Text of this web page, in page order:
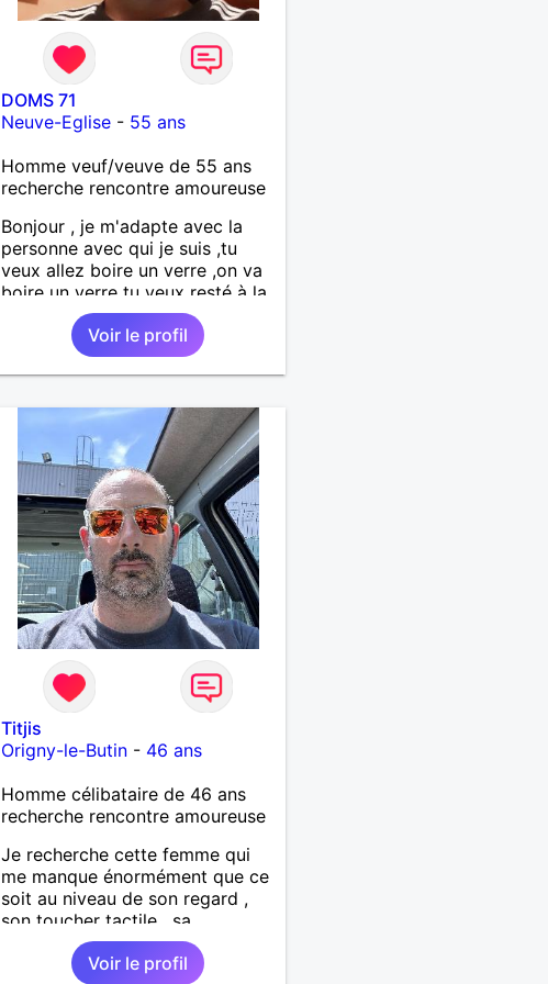
DOMS 71
Neuve-Eglise - 55 ans
Homme veuf/veuve de 55 ans
recherche rencontre amoureuse
Bonjour , je m'adapte avec la
personne avec qui je suis ,tu
veux allez boire un verre ,on va
boire un verre tu veux resté à la
maison ,on reste
etc...l'important c'est d'etre
ensemble .j'aime me balader ,
faire du sport , regarder des film
par dessus tous rire
Voir le profil
Titjis
Origny-le-Butin - 46 ans
Homme célibataire de 46 ans
recherche rencontre amoureuse
Je recherche cette femme qui
me manque énormément que ce
soit au niveau de son regard ,
son toucher tactile , sa
simplicité , sa douceur bref tout
ces défauts et ses qualités pour
Voir le profil